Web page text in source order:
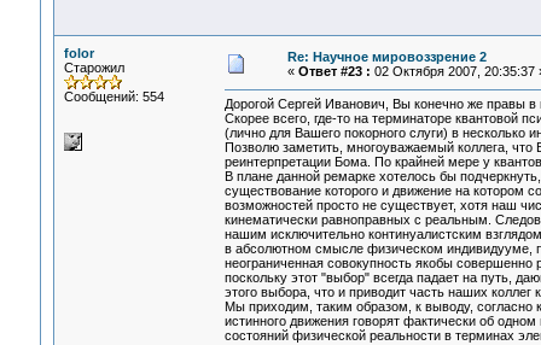
folor
Старожил
Сообщений: 554
Re: Научное мировоззрение 2
« Ответ #23 : 02 Октября 2007, 20:35:37
Дорогой Сергей Иванович, Вы конечно же правы в
Скорее всего, где-то на терминаторе квантовой
(лично для Вашего покорного слуги) в несколько
Позволю заметить, многоуважаемый коллега, что
реинтерпретации Бома. По крайней мере у
В плане данной ремарке хотелось бы
существование которого и движение на котором
возможностей просто не существует, хотя наш
кинематически равноправных с реальным.
нашим исключительно континуалистским
в абсолютном смысле физическом индивидууме,
неограниченная совокупность якобы
поскольку этот "выбор" всегда падает на путь,
этого выбора, что и приводит часть наших
Мы приходим, таким образом, к выводу, согласно
истинного движения говорят фактически об
состояний физической реальности в терминах